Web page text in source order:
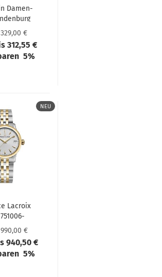
Da­men­
€
312,55 €
5%
NEU
La­croix
​131-1 €
940,50 €
5%